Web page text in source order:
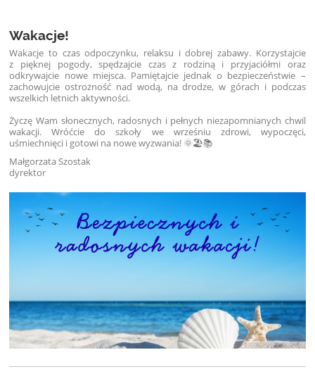
Wakacje!
Wakacje to czas odpoczynku, relaksu i dobrej zabawy. Korzystajcie
z pięknej pogody, spędzajcie czas z rodziną i przyjaciółmi oraz
odkrywajcie nowe miejsca. Pamiętajcie jednak o bezpieczeństwie –
zachowujcie ostrożność nad wodą, na drodze, w górach i podczas
wszelkich letnich aktywności.
Życzę Wam słonecznych, radosnych i pełnych niezapomnianych chwil
wakacji. Wróćcie do szkoły we wrześniu zdrowi, wypoczęci,
uśmiechnięci i gotowi na nowe wyzwania! 🌞🏖️📚
Małgorzata Szostak
dyrektor